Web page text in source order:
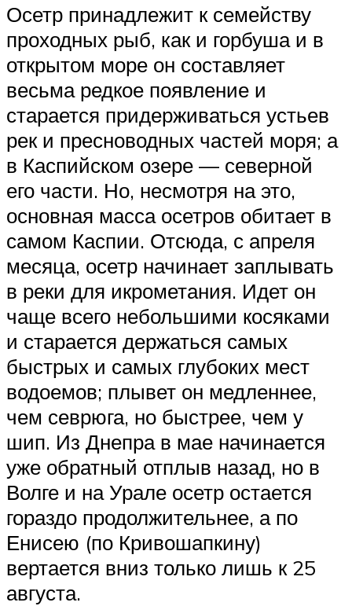
Осетр принадлежит к семейству
проходных рыб, как и горбуша и в
открытом море он составляет
весьма редкое появление и
старается придерживаться устьев
рек и пресноводных частей моря; а
в Каспийском озере — северной
его части. Но, несмотря на это,
основная масса осетров обитает в
самом Каспии. Отсюда, с апреля
месяца, осетр начинает заплывать
в реки для икрометания. Идет он
чаще всего небольшими косяками
и старается держаться самых
быстрых и самых глубоких мест
водоемов; плывет он медленнее,
чем севрюга, но быстрее, чем у
шип. Из Днепра в мае начинается
уже обратный отплыв назад, но в
Волге и на Урале осетр остается
гораздо продолжительнее, а по
Енисею (по Кривошапкину)
вертается вниз только лишь к 25
августа.